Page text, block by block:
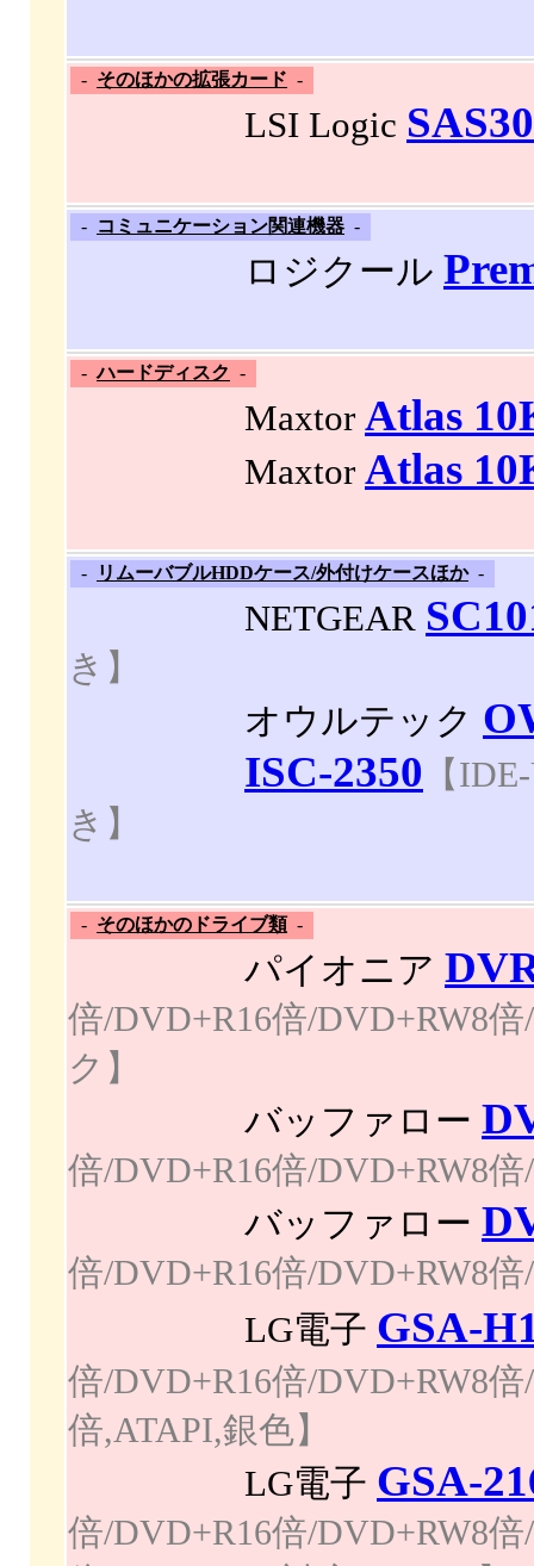
- そのほかの拡張カード -
LSI Logic
- コミュニケーション関連機器 -
ロジクール
-ハードディスク -
Maxtor Atlas
Maxtor Atlas
- リムーバブルHDDケース/外付けケースほか-
NETGEAR
き】
オウルテック
ISC-2350 【
き】
- そのほかのドライブ類-
パイオニア
倍/DVD+R16倍/DVD+RW8
ク】
バッファロー
倍/DVD+R16倍/DVD+RW8
バッファロー
倍/DVD+R16倍/DVD+RW8
LG電子 GSA-
倍/DVD+R16倍/DVD+RW8
倍,ATAPI,銀色】
LG電子 GSA-
倍/DVD+R16倍/DVD+RW8